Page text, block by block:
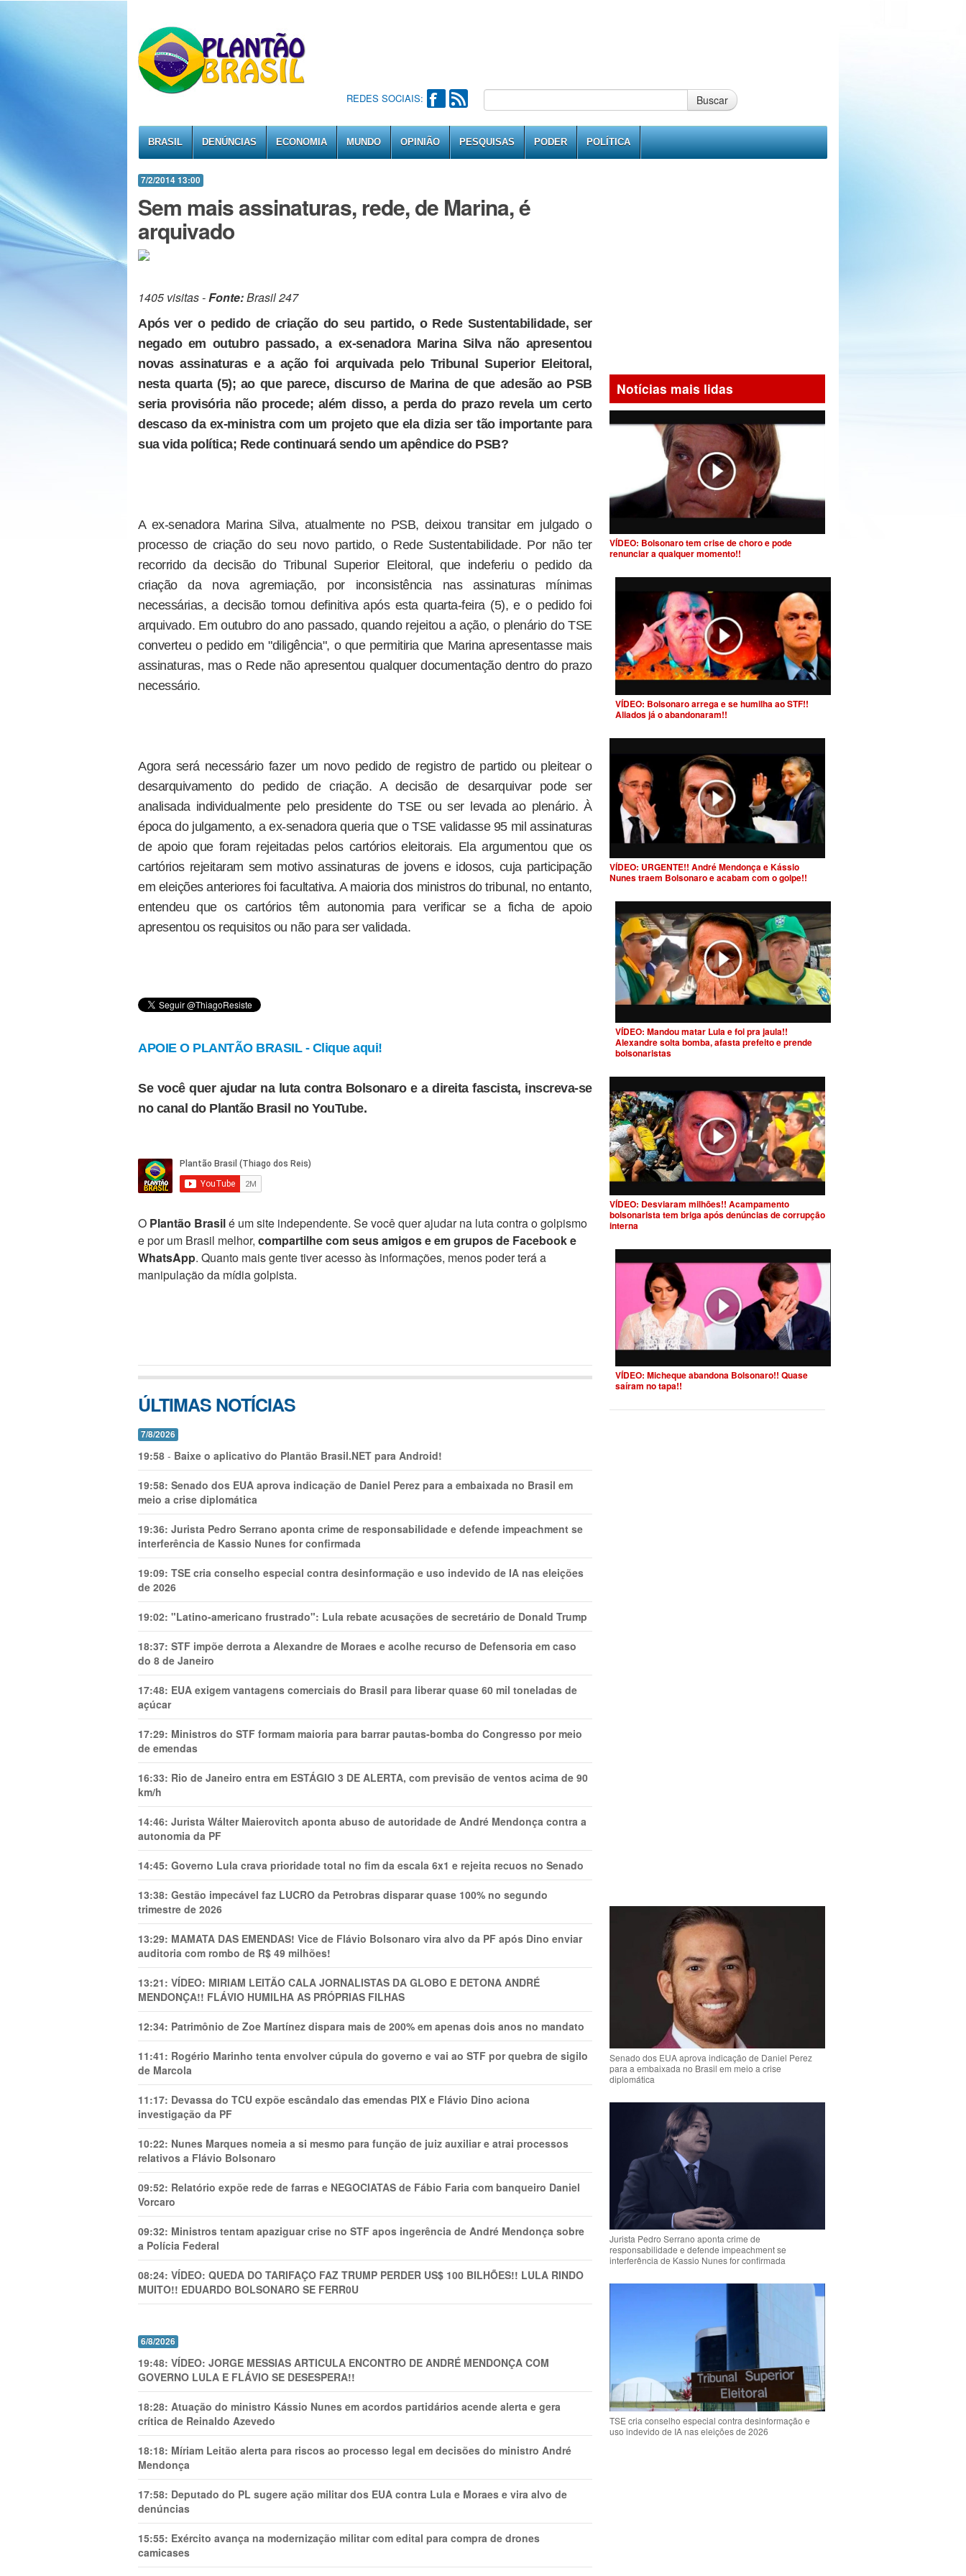
REDES SOCIAIS: Buscar
BRASIL DENÚNCIAS ECONOMIA MUNDO OPINIÃO PESQUISAS PODER POLÍTICA
7/2/2014 13:00
Sem mais assinaturas, rede, de Marina, é
arquivado
1405 visitas -Fonte:Brasil 247
Após ver o pedido de criação do seu partido, o Rede Sustentabilidade, ser
negado em outubro passado, a ex-senadora Marina Silva não apresentou
novas assinaturas e a ação foi arquivada pelo Tribunal Superior Eleitoral,
nesta quarta (5); ao que parece, discurso de Marina de que adesão ao PSB
seria provisória não procede; além disso, a perda do prazo revela um certo
descaso da ex-ministra com um projeto que ela dizia ser tão importante para
sua vida política; Rede continuará sendo um apêndice do PSB?
A ex-senadora Marina Silva, atualmente no PSB, deixou transitar em julgado o
processo de criação do seu novo partido, o Rede Sustentabilidade. Por não ter
recorrido da decisão do Tribunal Superior Eleitoral, que indeferiu o pedido da
criação da nova agremiação, por inconsistência nas assinaturas mínimas
necessárias, a decisão tornou definitiva após esta quarta-feira (5), e o pedido foi
arquivado. Em outubro do ano passado, quando rejeitou a ação, o plenário do TSE
converteu o pedido em "diligência", o que permitiria que Marina apresentasse mais
assinaturas, mas o Rede não apresentou qualquer documentação dentro do prazo
necessário.
Agora será necessário fazer um novo pedido de registro de partido ou pleitear o
desarquivamento do pedido de criação. A decisão de desarquivar pode ser
analisada individualmente pelo presidente do TSE ou ser levada ao plenário. À
época do julgamento, a ex-senadora queria que o TSE validasse 95 mil assinaturas
de apoio que foram rejeitadas pelos cartórios eleitorais. Ela argumentou que os
cartórios rejeitaram sem motivo assinaturas de jovens e idosos, cuja participação
em eleições anteriores foi facultativa. A maioria dos ministros do tribunal, no entanto,
entendeu que os cartórios têm autonomia para verificar se a ficha de apoio
apresentou os requisitos ou não para ser validada.
APOIE O PLANTÃO BRASIL - Clique aqui!
Se você quer ajudar na luta contra Bolsonaro e a direita fascista, inscreva-se
no canal do Plantão Brasil no YouTube.
O Plantão Brasilé um site independente. Se você quer ajudar na luta contra o golpismo
e por um Brasil melhor, compartilhe com seus amigos e em grupos de Facebook e
WhatsApp. Quanto mais gente tiver acesso às informações, menos poder terá a
manipulação da mídia golpista.
ÚLTIMAS NOTÍCIAS
7/8/2026
19:58 - Baixe o aplicativo do Plantão Brasil.NET para Android!
19:58: Senado dos EUA aprova indicação de Daniel Perez para a embaixada no Brasil em
meio a crise diplomática
19:36: Jurista Pedro Serrano aponta crime de responsabilidade e defende impeachment se
interferência de Kassio Nunes for confirmada
19:09: TSE cria conselho especial contra desinformação e uso indevido de IA nas eleições
de 2026
19:02: "Latino-americano frustrado": Lula rebate acusações de secretário de Donald Trump
18:37: STF impõe derrota a Alexandre de Moraes e acolhe recurso de Defensoria em caso
do 8 de Janeiro
17:48: EUA exigem vantagens comerciais do Brasil para liberar quase 60 mil toneladas de
açúcar
17:29: Ministros do STF formam maioria para barrar pautas-bomba do Congresso por meio
de emendas
16:33: Rio de Janeiro entra em ESTÁGIO 3 DE ALERTA, com previsão de ventos acima de 90
km/h
14:46: Jurista Wálter Maierovitch aponta abuso de autoridade de André Mendonça contra a
autonomia da PF
14:45: Governo Lula crava prioridade total no fim da escala 6x1 e rejeita recuos no Senado
13:38: Gestão impecável faz LUCRO da Petrobras disparar quase 100% no segundo
trimestre de 2026
13:29: MAMATA DAS EMENDAS! Vice de Flávio Bolsonaro vira alvo da PF após Dino enviar
auditoria com rombo de R$ 49 milhões!
13:21: VÍDEO: MIRIAM LEITÃO CALA JORNALISTAS DA GLOBO E DETONA ANDRÉ
MENDONÇA!! FLÁVIO HUMILHA AS PRÓPRIAS FILHAS
12:34: Patrimônio de Zoe Martínez dispara mais de 200% em apenas dois anos no mandato
11:41: Rogério Marinho tenta envolver cúpula do governo e vai ao STF por quebra de sigilo
de Marcola
11:17: Devassa do TCU expõe escândalo das emendas PIX e Flávio Dino aciona
investigação da PF
10:22: Nunes Marques nomeia a si mesmo para função de juiz auxiliar e atrai processos
relativos a Flávio Bolsonaro
09:52: Relatório expõe rede de farras e NEGOCIATAS de Fábio Faria com banqueiro Daniel
Vorcaro
09:32: Ministros tentam apaziguar crise no STF apos ingerência de André Mendonça sobre
a Polícia Federal
08:24: VÍDEO: QUEDA DO TARIFAÇO FAZ TRUMP PERDER US$ 100 BILHÕES!! LULA RINDO
MUITO!! EDUARDO BOLSONARO SE FERR0U
6/8/2026
19:48: VÍDEO: JORGE MESSIAS ARTICULA ENCONTRO DE ANDRÉ MENDONÇA COM
GOVERNO LULA E FLÁVIO SE DESESPERA!!
18:28: Atuação do ministro Kássio Nunes em acordos partidários acende alerta e gera
crítica de Reinaldo Azevedo
18:18: Míriam Leitão alerta para riscos ao processo legal em decisões do ministro André
Mendonça
17:58: Deputado do PL sugere ação militar dos EUA contra Lula e Moraes e vira alvo de
denúncias
15:55: Exército avança na modernização militar com edital para compra de drones
camicases
Notícias mais lidas
VÍDEO: Bolsonaro tem crise de choro e pode
renunciar a qualquer momento!!
VÍDEO: Bolsonaro arrega e se humilha ao STF!!
Aliados já o abandonaram!!
VÍDEO: URGENTE!! André Mendonça e Kássio
Nunes traem Bolsonaro e acabam com o golpe!!
VÍDEO: Mandou matar Lula e foi pra jaula!!
Alexandre solta bomba, afasta prefeito e prende
bolsonaristas
VÍDEO: Desviaram milhões!! Acampamento
bolsonarista tem briga após denúncias de corrupção
interna
VÍDEO: Micheque abandona Bolsonaro!! Quase
saíram no tapa!!
Senado dos EUA aprova indicação de Daniel Perez
para a embaixada no Brasil em meio a crise
diplomática
Jurista Pedro Serrano aponta crime de
responsabilidade e defende impeachment se
interferência de Kassio Nunes for confirmada
TSE cria conselho especial contra desinformação e
uso indevido de IA nas eleições de 2026